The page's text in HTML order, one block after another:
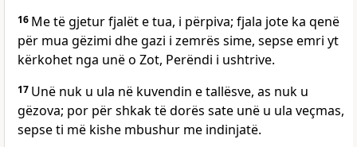
16 Me të gjetur fjalët e tua, i përpiva; fjala jote ka qenë
për mua gëzimi dhe gazi i zemrës sime, sepse emri yt
kërkohet nga unë o Zot, Perëndi i ushtrive.
17 Unë nuk u ula në kuvendin e tallësve, as nuk u
gëzova; por për shkak të dorës sate unë u ula veçmas,
sepse ti më kishe mbushur me indinjatë.